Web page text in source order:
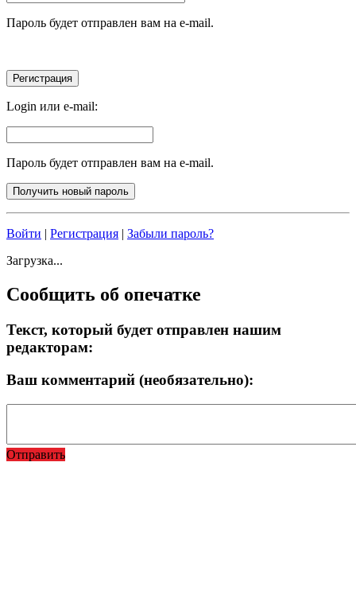
Пароль будет отправлен вам на e-mail.
Login или e-mail:
Пароль будет отправлен вам на e-mail.
Войти Регистрация
Забыли пароль?
Загрузка...
Сообщить об опечатке
Текст, который будет отправлен нашим
редакторам:
Ваш комментарий (необязательно):
Отправить